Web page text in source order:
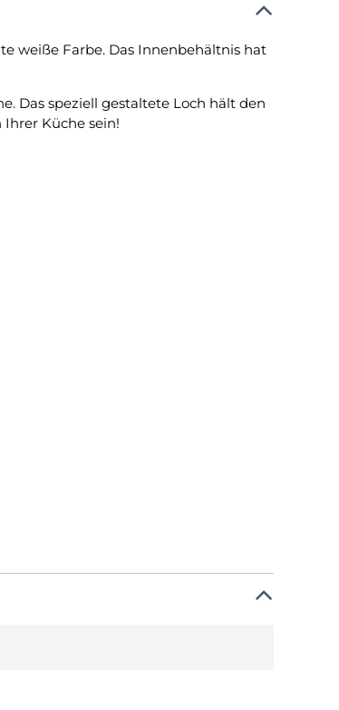
weiße Farbe. Das Innenbehältnis hat
Das speziell gestaltete Loch hält den
Küche sein!